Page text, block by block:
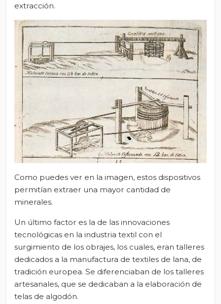
extracción.
Como puedes ver en la imagen, estos dispositivos
permitían extraer una mayor cantidad de
minerales.
Un último factor es la de las innovaciones
tecnológicas en la industria textil con el
surgimiento de los obrajes, los cuales, eran talleres
dedicados a la manufactura de textiles de lana, de
tradición europea. Se diferenciaban de los talleres
artesanales, que se dedicaban a la elaboración de
telas de algodón.